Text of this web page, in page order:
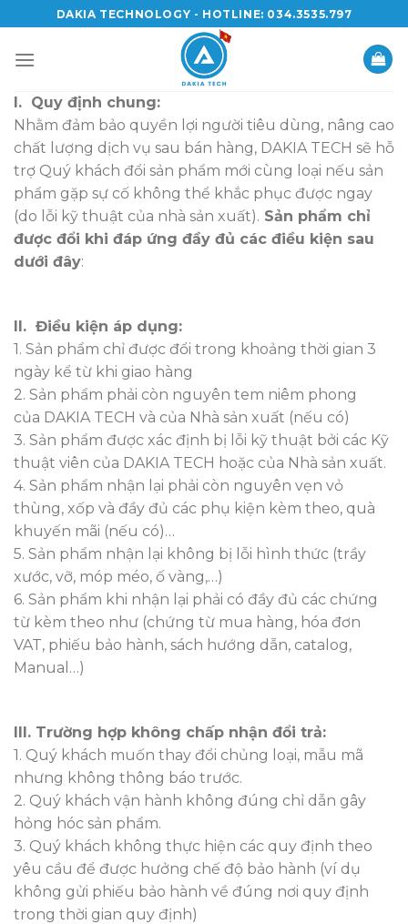
to
content
DAKIA TECHNOLOGY - HOTLINE: 034.3535.797
I. Quy định chung:
Nhằm đảm bảo quyền lợi người tiêu dùng, nâng cao
chất lượng dịch vụ sau bán hàng, DAKIA TECH sẽ hỗ
trợ Quý khách đổi sản phẩm mới cùng loại nếu sản
phẩm gặp sự cố không thể khắc phục được ngay
(do lỗi kỹ thuật của nhà sản xuất). Sản phẩm chỉ
được đổi khi đáp ứng đầy đủ các điều kiện sau
dưới đây:
II. Điều kiện áp dụng:
1. Sản phẩm chỉ được đổi trong khoảng thời gian 3
ngày kể từ khi giao hàng
2. Sản phẩm phải còn nguyên tem niêm phong
của DAKIA TECH và của Nhà sản xuất (nếu có)
3. Sản phẩm được xác định bị lỗi kỹ thuật bởi các Kỹ
thuật viên của DAKIA TECH hoặc của Nhà sản xuất.
4. Sản phẩm nhận lại phải còn nguyên vẹn vỏ
thùng, xốp và đầy đủ các phụ kiện kèm theo, quà
khuyến mãi (nếu có)…
5. Sản phẩm nhận lại không bị lỗi hình thức (trầy
xước, vỡ, móp méo, ố vàng,…)
6. Sản phẩm khi nhận lại phải có đầy đủ các chứng
từ kèm theo như (chứng từ mua hàng, hóa đơn
VAT, phiếu bảo hành, sách hướng dẫn, catalog,
Manual…)
III. Trường hợp không chấp nhận đổi trả:
1. Quý khách muốn thay đổi chủng loại, mẫu mã
nhưng không thông báo trước.
2. Quý khách vận hành không đúng chỉ dẫn gây
hỏng hóc sản phẩm.
3. Quý khách không thực hiện các quy định theo
yêu cầu để được hưởng chế độ bảo hành (ví dụ
không gửi phiếu bảo hành về đúng nơi quy định
trong thời gian quy định)